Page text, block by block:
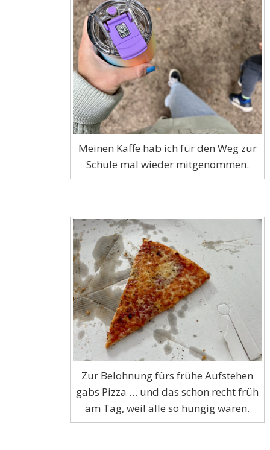
Meinen Kaffe hab ich für den Weg zur
Schule mal wieder mitgenommen.
Zur Belohnung fürs frühe Aufstehen
gabs Pizza … und das schon recht früh
am Tag, weil alle so hungig waren.